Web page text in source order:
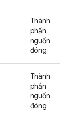
Thành
phần
nguồn
đóng
Thành
phần
nguồn
đóng